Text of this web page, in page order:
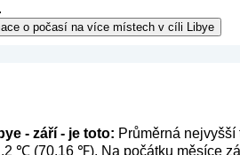
o počasí na více místech v cíli Libye
- září - je toto: Průměrná
℃ (70.16 ℉). Na počátku měsíce